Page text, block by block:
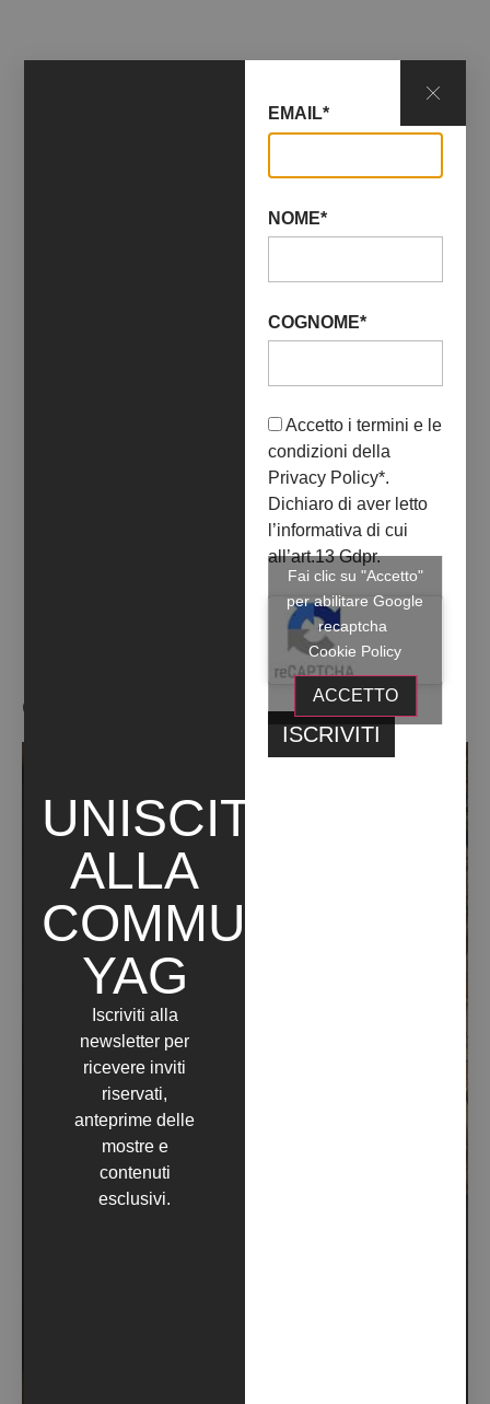
08 Ottobre 2023
PHOTOGRAPHY
OPERE ARTISTA
UNISCITI
ALLA
COMMUNITY
YAG
Iscriviti alla
newsletter per
ricevere inviti
riservati,
anteprime delle
mostre e
contenuti
esclusivi.
EMAIL*
NOME*
COGNOME*
Accetto i termini e le
condizioni della
Privacy Policy*.
Dichiaro di aver letto
l’informativa di cui
all’art.13 Gdpr.
Fai clic su "Accetto"
per abilitare Google
recaptcha
Cookie Policy
ACCETTO